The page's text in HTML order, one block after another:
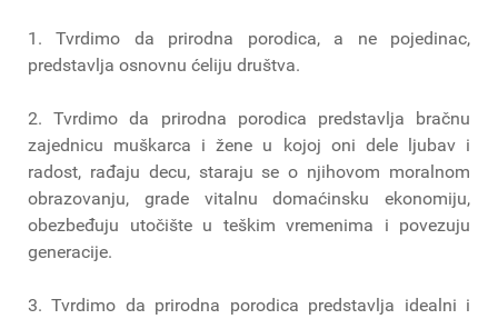
1. Tvrdimo da prirodna porodica, a ne pojedinac,
predstavlja osnovnu ćeliju društva.
2. Tvrdimo da prirodna porodica predstavlja bračnu
zajednicu muškarca i žene u kojoj oni dele ljubav i
radost, rađaju decu, staraju se o njihovom moralnom
obrazovanju, grade vitalnu domaćinsku ekonomiju,
obezbeđuju utočište u teškim vremenima i povezuju
generacije.
3. Tvrdimo da prirodna porodica predstavlja idealni i